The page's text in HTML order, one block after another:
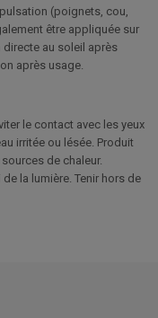
(poignets, cou,
être appliquée sur
directe au soleil après
après usage.
le contact avec les yeux
irritée ou lésée. Produit
de chaleur.
la lumière. Tenir hors de